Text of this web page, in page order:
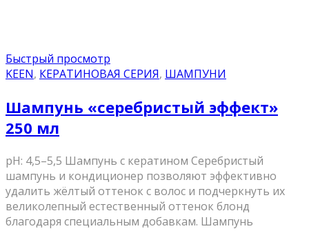
Быстрый просмотр
KEEN, КЕРАТИНОВАЯ СЕРИЯ, ШАМПУНИ
Шампунь «серебристый эффект»
250 мл
pH: 4,5–5,5 Шампунь с кератином Серебристый
шампунь и кондиционер позволяют эффективно
удалить жёлтый оттенок с волос и подчеркнуть их
великолепный естественный оттенок блонд
благодаря специальным добавкам. Шампунь